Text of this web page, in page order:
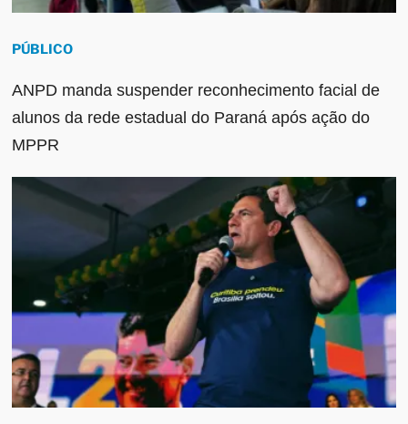
PÚBLICO
ANPD manda suspender reconhecimento facial de
alunos da rede estadual do Paraná após ação do
MPPR